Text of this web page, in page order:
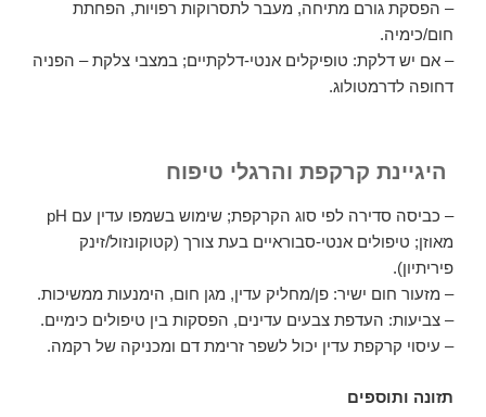
– הפסקת גורם מתיחה, מעבר לתסרוקות רפויות, הפחתת
חום/כימיה.
– אם יש דלקת: טופיקלים אנטי-דלקתיים; במצבי צלקת – הפניה
דחופה לדרמטולוג.
היגיינת קרקפת והרגלי טיפוח
– כביסה סדירה לפי סוג הקרקפת; שימוש בשמפו עדין עם pH
מאוזן; טיפולים אנטי-סבוראיים בעת צורך (קטוקונזול/זינק
פיריתיון).
– מזעור חום ישיר: פן/מחליק עדין, מגן חום, הימנעות ממשיכות.
– צביעות: העדפת צבעים עדינים, הפסקות בין טיפולים כימיים.
– עיסוי קרקפת עדין יכול לשפר זרימת דם ומכניקה של רקמה.
תזונה ותוספים